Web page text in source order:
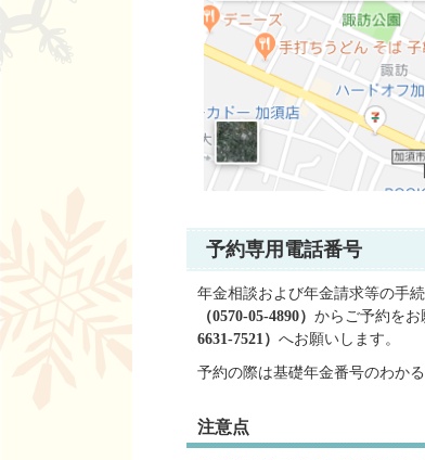
予約専用電話番号
年金相談および年金請求等の手
（0570-05-4890） からご予約をお
6631-7521） へお願いします。
予約の際は基礎年金番号のわか
注意点